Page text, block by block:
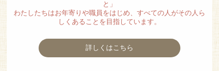
と」
わたしたちはお年寄りや職員をはじめ、すべての人がその人ら
しくあることを目指しています。
詳しくはこちら